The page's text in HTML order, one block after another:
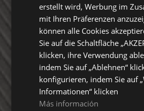
erstellt wird, Werbung im
mit Ihren Präferenzen
können alle Cookies
Sie auf die Schaltfläche
klicken, ihre Verwendung
indem Sie auf „Ablehnen“
konfigurieren, indem Sie auf
Informationen“ klicken
Más información